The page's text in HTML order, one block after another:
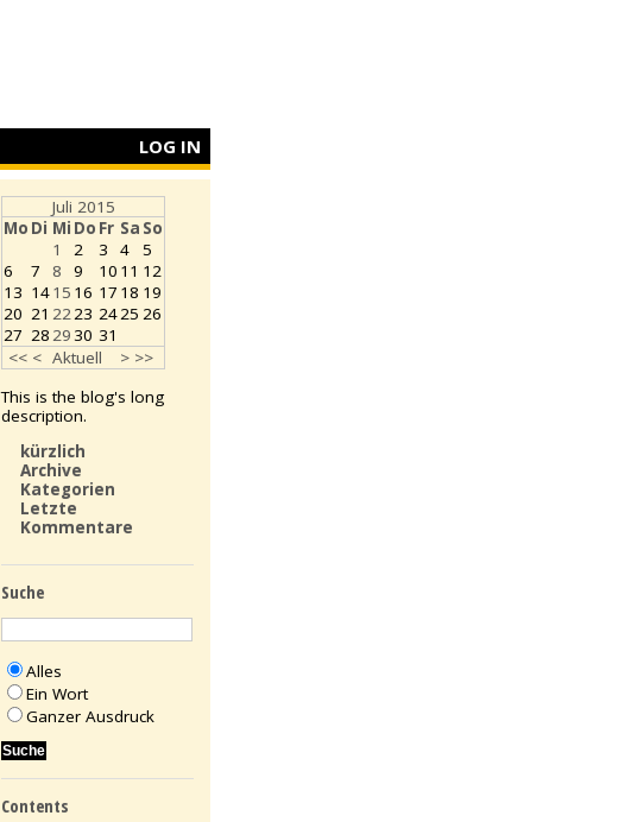
LOG IN
Juli 2015
Mo Di Mi Do Fr Sa So
<< < Aktuell > >>
1 2 3 4
5
6
7 8 9 10 11 12
13 1415 16 17 18 19
20 21 2223 2425 26
27 282930 31
This is the blog's long
description.
kürzlich
Archive
Kategorien
Letzte
Kommentare
Suche
Alles
Ein Wort
Ganzer Ausdruck
Contents